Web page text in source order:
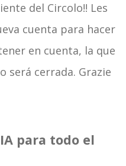
del Circolo!! Les
cuenta para hacer
en cuenta, la que
será cerrada. Grazie
para todo el